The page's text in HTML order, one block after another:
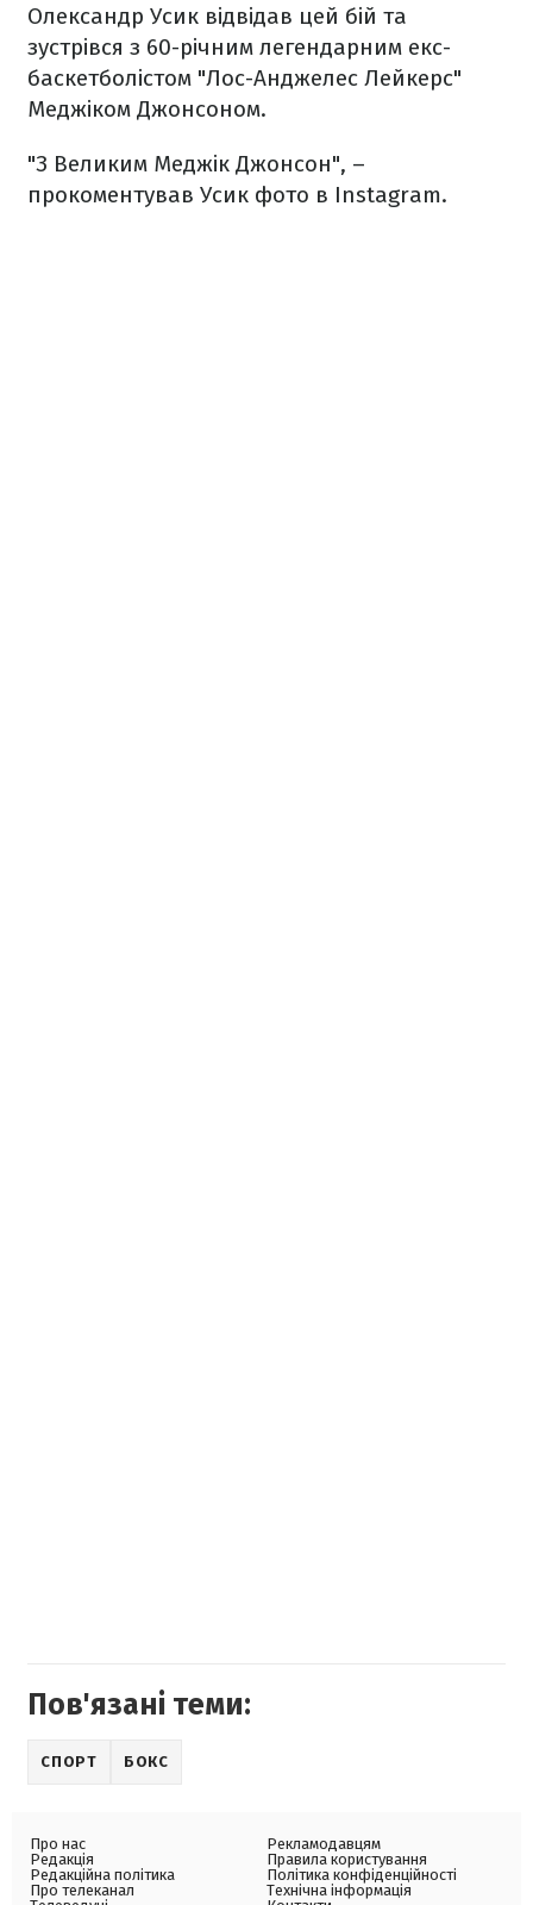
Олександр Усик відвідав цей бій та
зустрівся з 60-річним легендарним екс-
баскетболістом "Лос-Анджелес Лейкерс"
Меджіком Джонсоном.
"З Великим Меджік Джонсон", –
прокоментував Усик фото в Instagram.
Пов'язані теми:
СПОРТ БОКС
Про нас
Редакція
Редакційна політика
Про телеканал
Рекламодавцям
Правила користування
Політика конфіденційності
Технічна інформація